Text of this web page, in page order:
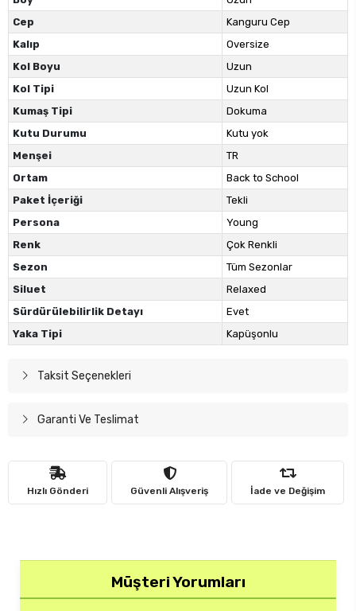
Cep
Kanguru Cep
Kalıp
Oversize
Kol Boyu
Uzun
Kol Tipi
Uzun Kol
Kumaş Tipi
Dokuma
Kutu Durumu
Kutu yok
Menşei
TR
Ortam
Back to School
Paket İçeriği
Tekli
Persona
Young
Renk
Çok Renkli
Sezon
Tüm Sezonlar
Siluet
Relaxed
Sürdürülebilirlik Detayı
Evet
Yaka Tipi
Kapüşonlu
Taksit Seçenekleri
Garanti Ve Teslimat
Hızlı Gönderi Güvenli Alışveriş İade ve Değişim
Müşteri Yorumları